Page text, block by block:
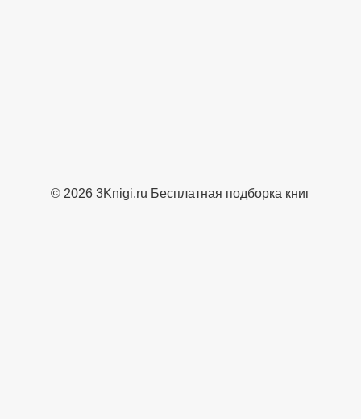
© 2026 3Knigi.ru Бесплатная подборка книг